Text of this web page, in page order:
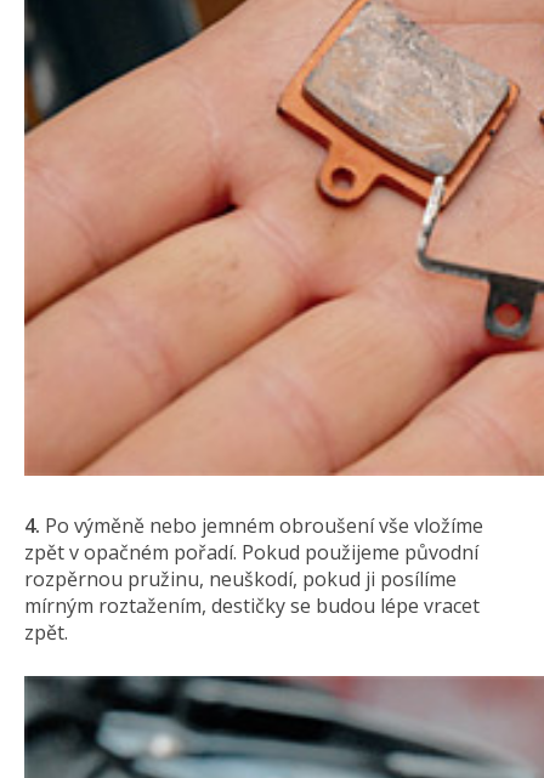
4. Po výměně nebo jemném obroušení vše vložíme
zpět v opačném pořadí. Pokud použijeme původní
rozpěrnou pružinu, neuškodí, pokud ji posílíme
mírným roztažením, destičky se budou lépe vracet
zpět.